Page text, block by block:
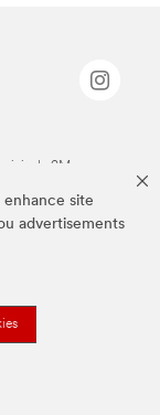
site
advertisements
da 3M.